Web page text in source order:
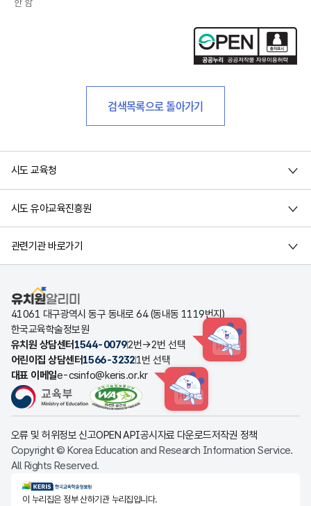
검색목록으로 돌아가기
시도 교육청
시도 유아교육진흥원
관련기관 바로가기
유치원알리미
41061 대구광역시 동구 동내로 64 (동내동 1119번지)
한국교육학술정보원
유치원 상담센터 1544-00792번→2번 선택 HINT
어린이집 상담센터1566-32321번 선택
대표 이메일e-csinfo@keris.or.kr
HINT
오류 및 허위정보 신고OPEN API공시자료 다운로드저작권 정책
Copyright © Korea Education and Research Information Service.
All Rights Reserved.
KERIS한국교육학술정보원
이 누리집은 정부 산하기관 누리집입니다.